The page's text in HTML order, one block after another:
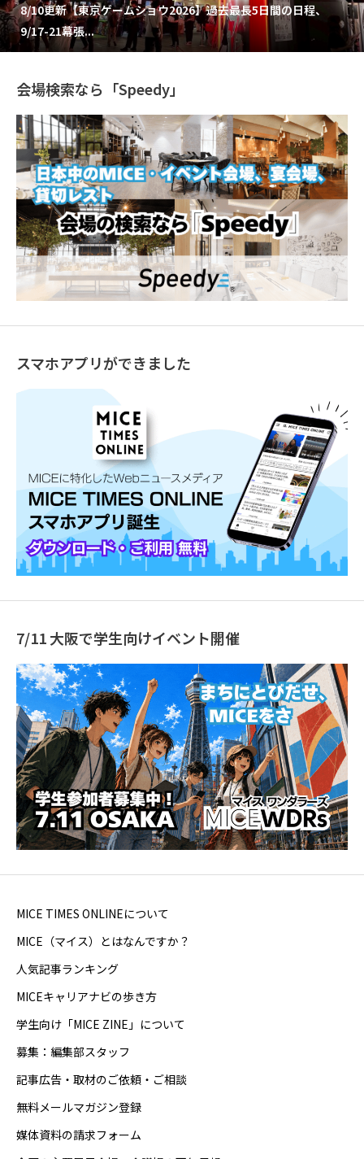
8/10更新【東京ゲームショウ2026】過去最長5日間の日程、
9/17-21幕張...
会場検索なら「Speedy」
スマホアプリができました
7/11 大阪で学生向けイベント開催
MICE TIMES ONLINEについて
MICE（マイス）とはなんですか？
人気記事ランキング
MICEキャリアナビの歩き方
学生向け「MICE ZINE」について
募集：編集部スタッフ
記事広告・取材のご依頼・ご相談
無料メールマガジン登録
媒体資料の請求フォーム